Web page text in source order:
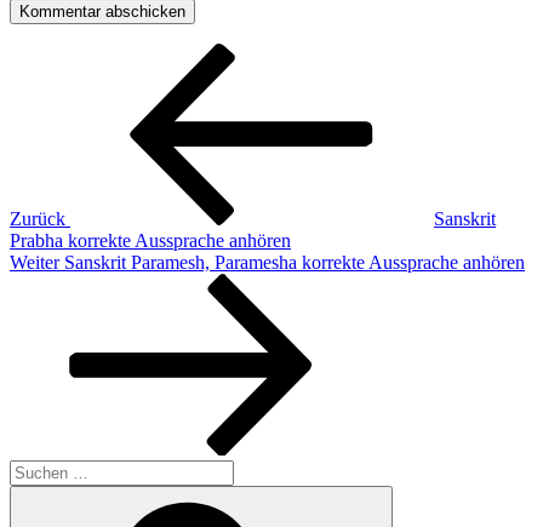
Beitragsnavigation
Zurück
Sanskrit
Prabha korrekte Aussprache anhören
Nächster
Weiter Sanskrit Paramesh, Paramesha korrekte Aussprache anhören
Suchen
nach: